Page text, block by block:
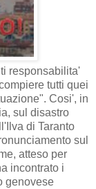
responsabilita'
tutti quei
Cosi', in
sul disastro
di Taranto
sul
atteso per
incontrato i
genovese